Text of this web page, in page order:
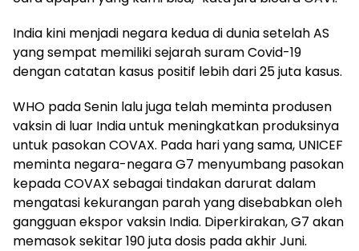
India kini menjadi negara kedua di dunia setelah AS
yang sempat memiliki sejarah suram Covid-19
dengan catatan kasus positif lebih dari 25 juta kasus.
WHO pada Senin lalu juga telah meminta produsen
vaksin di luar India untuk meningkatkan produksinya
untuk pasokan COVAX. Pada hari yang sama, UNICEF
meminta negara-negara G7 menyumbang pasokan
kepada COVAX sebagai tindakan darurat dalam
mengatasi kekurangan parah yang disebabkan oleh
gangguan ekspor vaksin India. Diperkirakan, G7 akan
memasok sekitar 190 juta dosis pada akhir Juni.